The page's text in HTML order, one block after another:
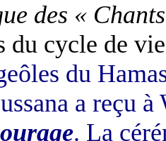
des «
du cycle de
du
a reçu
. La